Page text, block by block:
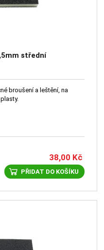
střední
broušení a leštění, na
38,00 Kč
PŘIDAT DO KOŠÍKU